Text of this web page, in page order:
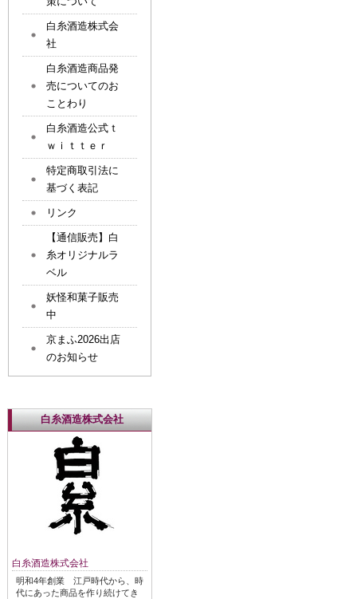
白糸酒造株式会
社
白糸酒造商品発
売についてのお
ことわり
白糸酒造公式ｔ
ｗｉｔｔｅｒ
特定商取引法に
基づく表記
リンク
【通信販売】白
糸オリジナルラ
ベル
妖怪和菓子販売
中
京まふ2026出店
のお知らせ
白糸酒造株式会社
白糸酒造株式会社
明和4年創業 江戸時代から、時
代にあった商品を作り続けてき